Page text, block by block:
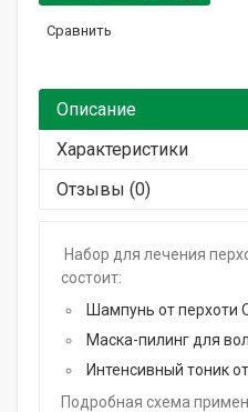
Горящие сроки /
Сравнить
Описание
Характеристики
Отзывы (0)
Набор для лечения
состоит:
Шампунь от перхоти
Маска-пилинг для
Интенсивный тоник
Подробная схема